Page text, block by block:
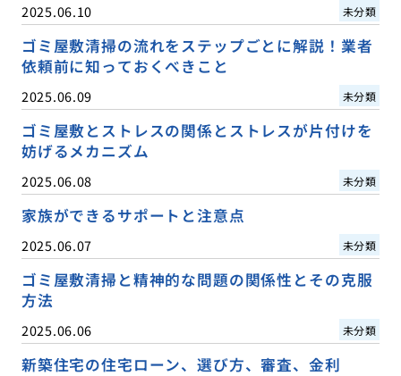
2025.06.10 未分類
ゴミ屋敷清掃の流れをステップごとに解説！業者
依頼前に知っておくべきこと
2025.06.09 未分類
ゴミ屋敷とストレスの関係とストレスが片付けを
妨げるメカニズム
2025.06.08 未分類
家族ができるサポートと注意点
2025.06.07 未分類
ゴミ屋敷清掃と精神的な問題の関係性とその克服
方法
2025.06.06 未分類
新築住宅の住宅ローン、選び方、審査、金利